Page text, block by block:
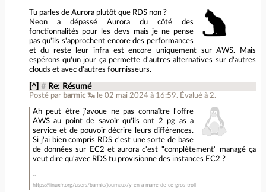
Tu parles de Aurora plutôt que RDS non ?
Neon a dépassé Aurora du côté des
fonctionnalités pour les devs mais je ne pense
pas qu'ils s'approchent encore des performances
et du reste leur infra est encore uniquement sur AWS. Mais
espérons qu'un jour ça permette d'autres alternatives sur d'autres
clouds et avec d'autres fournisseurs.
[^] # Re: Résumé
Posté par barmic 🦦 le 02 mai 2024 à 16:59. Évalué à 2.
Ah peut être j'avoue ne pas connaître l'offre
AWS au point de savoir qu'ils ont 2 pg as a
service et de pouvoir décrire leurs différences.
Si j'ai bien compris RDS c'est une sorte de base
de données sur EC2 et aurora c'est "complètement" managé ça
veut dire qu'avec RDS tu provisionne des instances EC2 ?
https://linuxfr.org/users/barmic/journaux/y-en-a-marre-de-ce-gros-troll